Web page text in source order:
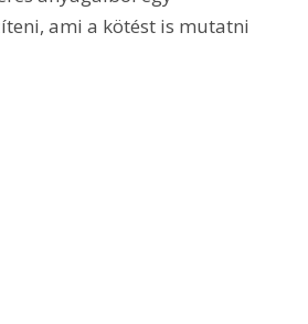
ami a kötést is mutatni